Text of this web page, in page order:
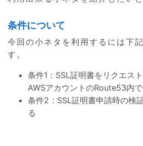
条件について
今回の小ネタを利用するには下
す。
条件1：SSL証明書をリクエス
AWSアカウントのRoute53内
条件2：SSL証明書申請時の検
る